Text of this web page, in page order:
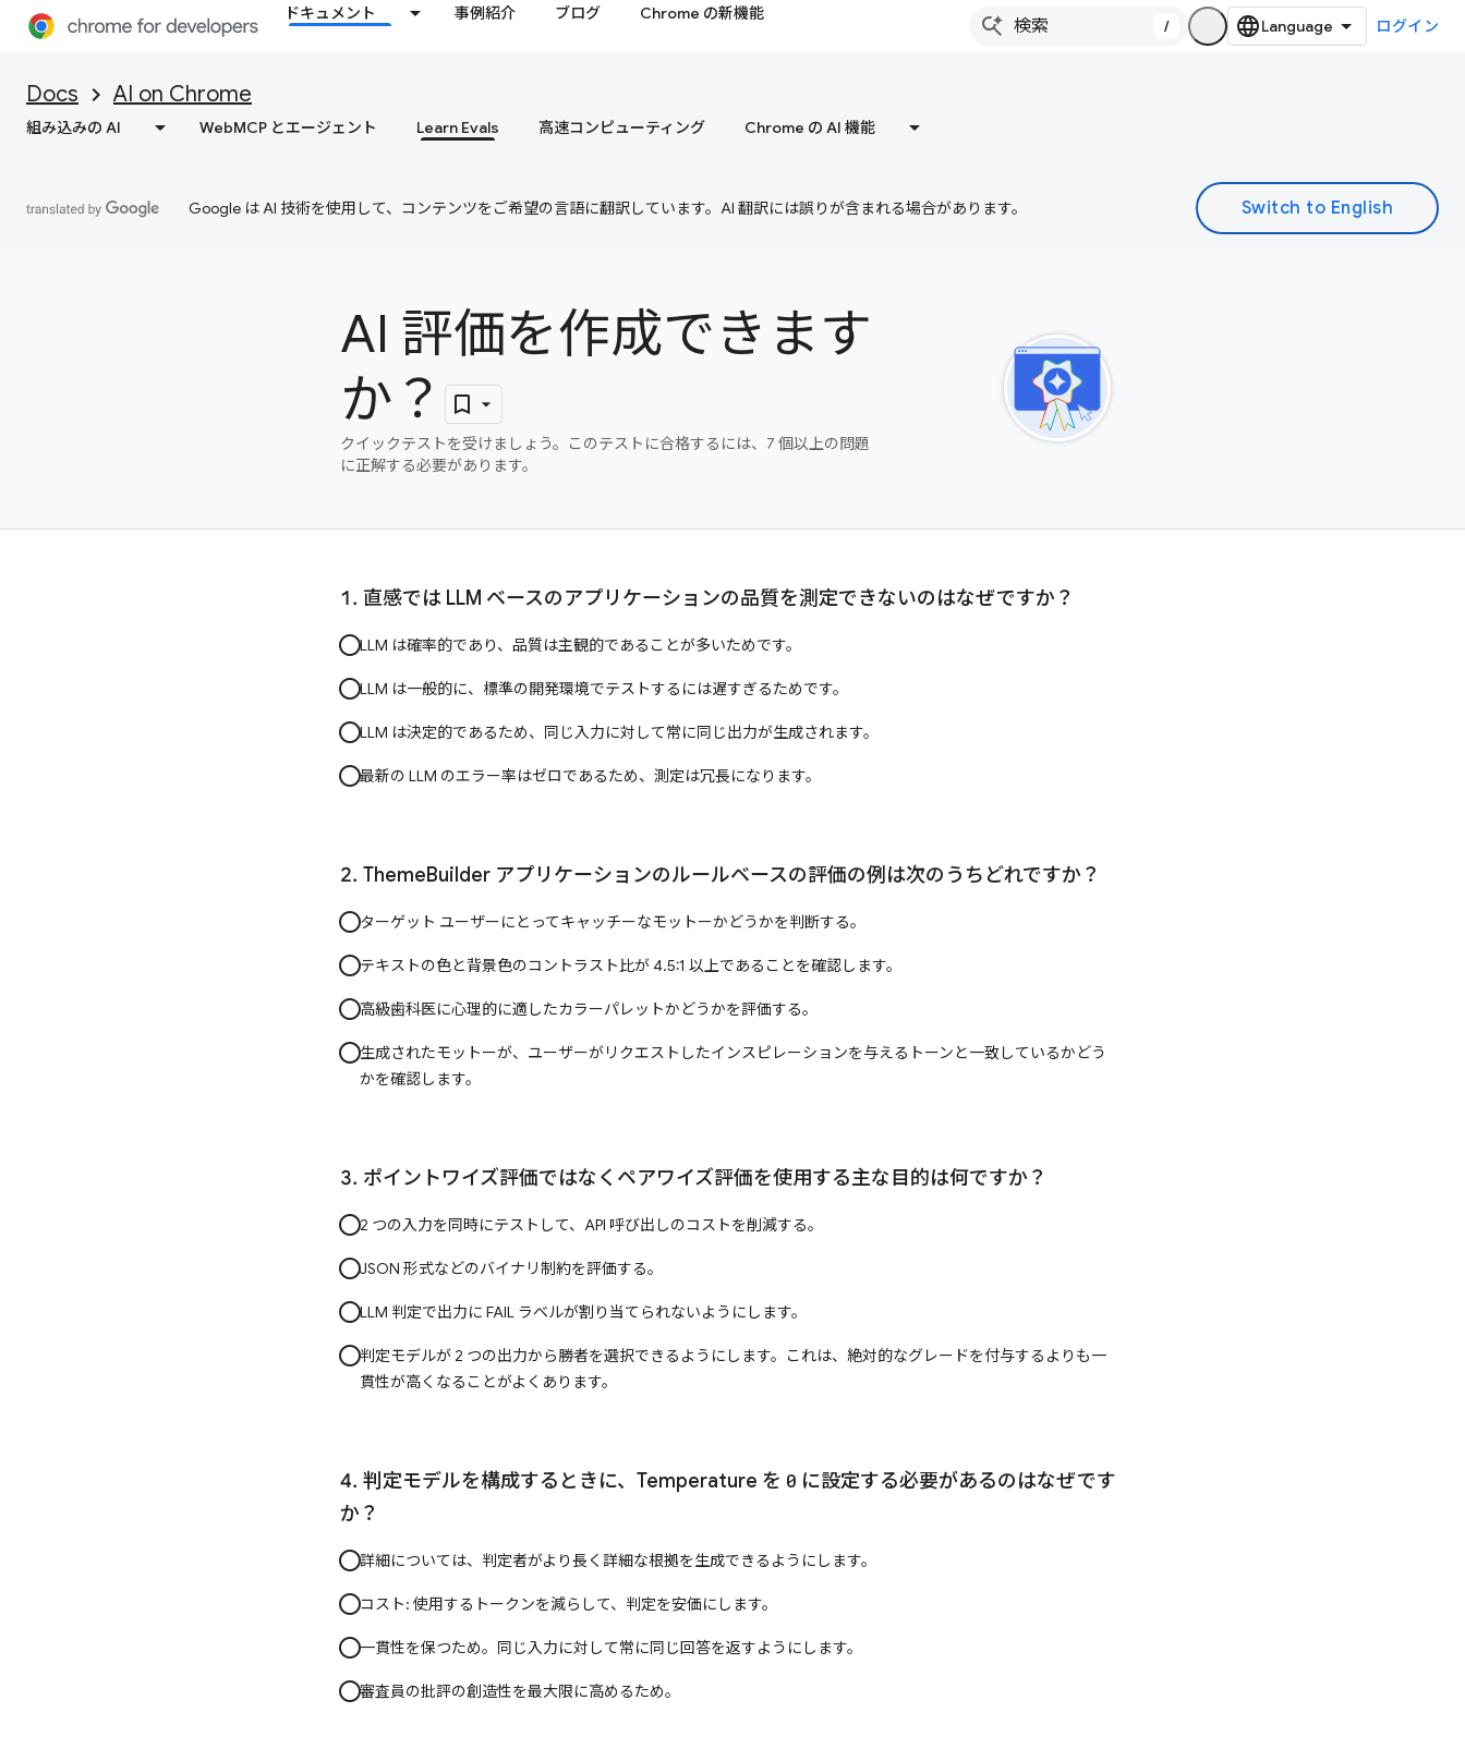
ドキュメント 事例紹介 ブログ Chrome の新機能
/ ログイン
Docs AI on Chrome
組み込みの AI WebMCP とエージェント Learn Evals 高速コンピューティング Chrome の AI 機能
Google は AI 技術を使用して、コンテンツをご希望の言語に翻訳しています。AI 翻訳には誤りが含まれる場合があります。
AI 評価を作成できます
か？
クイックテストを受けましょう。このテストに合格するには、7 個以上の問題
に正解する必要があります。
直感では LLM ベースのアプリケーションの品質を測定できないのはなぜですか？
LLM は確率的であり、品質は主観的であることが多いためです。
LLM は一般的に、標準の開発環境でテストするには遅すぎるためです。
LLM は決定的であるため、同じ入力に対して常に同じ出力が生成されます。
最新の LLM のエラー率はゼロであるため、測定は冗長になります。
ThemeBuilder アプリケーションのルールベースの評価の例は次のうちどれですか？
ターゲット ユーザーにとってキャッチーなモットーかどうかを判断する。
テキストの色と背景色のコントラスト比が 4.5:1 以上であることを確認します。
高級歯科医に心理的に適したカラーパレットかどうかを評価する。
生成されたモットーが、ユーザーがリクエストしたインスピレーションを与えるトーンと一致しているかどう
かを確認します。
ポイントワイズ評価ではなくペアワイズ評価を使用する主な目的は何ですか？
2 つの入力を同時にテストして、API 呼び出しのコストを削減する。
JSON 形式などのバイナリ制約を評価する。
LLM 判定で出力に FAIL ラベルが割り当てられないようにします。
判定モデルが 2 つの出力から勝者を選択できるようにします。これは、絶対的なグレードを付与するよりも一
貫性が高くなることがよくあります。
判定モデルを構成するときに、Temperature を 0 に設定する必要があるのはなぜです
か？
詳細については、判定者がより長く詳細な根拠を生成できるようにします。
コスト: 使用するトークンを減らして、判定を安価にします。
一貫性を保つため。同じ入力に対して常に同じ回答を返すようにします。
審査員の批評の創造性を最大限に高めるため。